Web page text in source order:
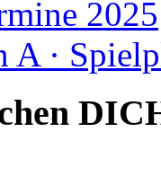
2025
A ·